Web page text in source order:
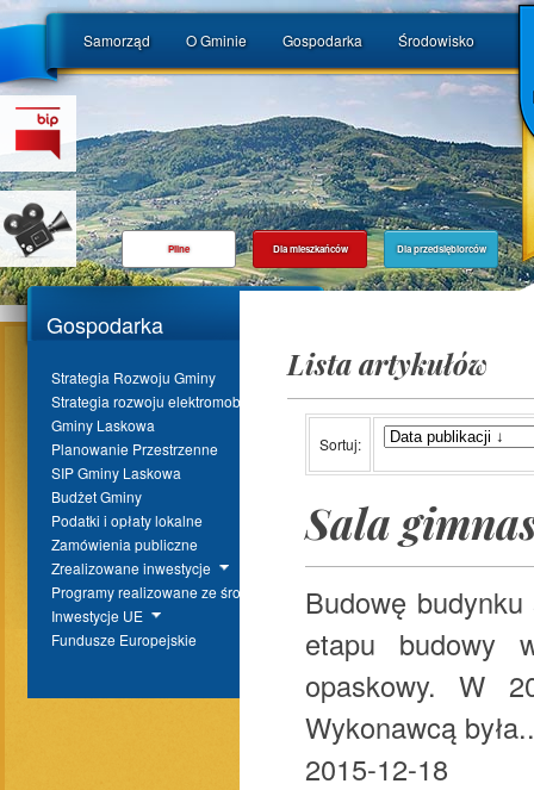
Samorząd O Gminie Gospodarka Środowisko
Pilne Dla mieszkańców Dla przedsiębiorców
Gospodarka
Strategia Rozwoju Gminy
Strategia rozwoju elektromobilności
Gminy Laskowa
Planowanie Przestrzenne
SIP Gminy Laskowa
Budżet Gminy
Podatki i opłaty lokalne
Zamówienia publiczne
Zrealizowane inwestycje
Programy realizowane ze środków BP
Inwestycje UE
Fundusze Europejskie
Lista artykułów
Sortuj:
Sala
Budowę
etapu budowy
opaskowy. W
Wykonawcą
2015-12-18